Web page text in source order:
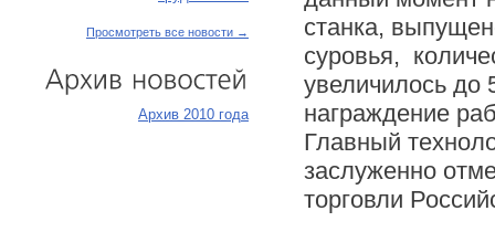
Просмотреть все новости →
Архив 2010 года
станка,
суровья,
увеличилось до
награждение
Главный
заслуженно
торговли